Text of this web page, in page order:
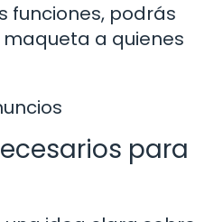
funciones, podrás
a quienes
para